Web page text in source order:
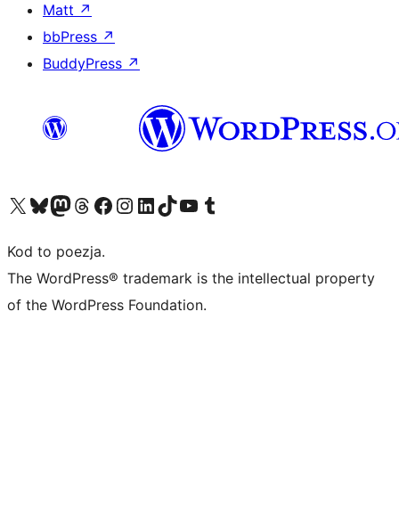
Matt ↗
bbPress ↗
BuddyPress ↗
Odwiedź nasze konto X (dawniej Twitter)
Odwiedź nasze konto Bluesky
Odwiedź nasze konto na Mastodoncie
Odwiedź naszego Threadsa
Odwiedź naszego Facebooka
Odwiedź nasze konto na Instagramie
Odwiedź nasze konto na LinkedIn
Odwiedź naszego TikToka
Odwiedź nasz kanał YouTube
Odwiedź naszego Tumblra
Kod to poezja.
The WordPress® trademark is the intellectual property
of the WordPress Foundation.